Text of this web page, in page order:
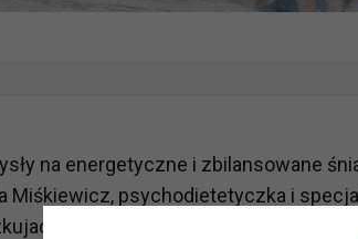
na energetyczne i zbilansowane
Miśkiewicz, psychodietetyczka i